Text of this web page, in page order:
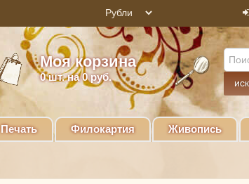
Моя корзина
0шт. на 0 руб.
Печать Филокартия Живопись